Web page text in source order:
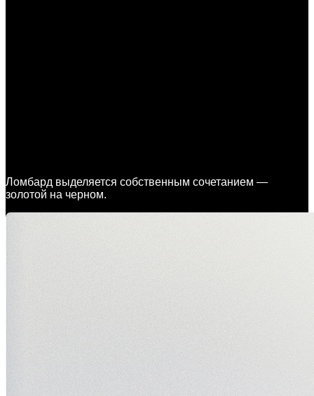
Ломбард выделяется собственным сочетанием —
золотой на черном.